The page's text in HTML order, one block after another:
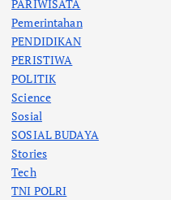
PARIWISATA
Pemerintahan
PENDIDIKAN
PERISTIWA
POLITIK
Science
Sosial
SOSIAL BUDAYA
Stories
Tech
TNI POLRI